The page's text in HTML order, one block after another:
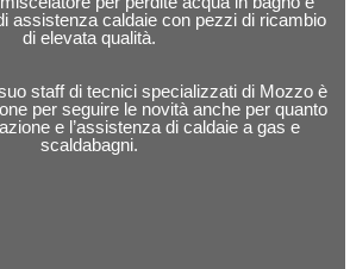
assistenza caldaie con pezzi di ricambio
di elevata qualità.
staff di tecnici specializzati di Mozzo è
per seguire le novità anche per quanto
e l’assistenza di caldaie a gas e
scaldabagni.